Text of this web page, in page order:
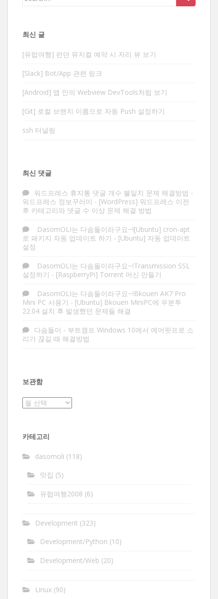
최신 글
[유럽여행] 런던 뮤지컬 예약 시 자리 뷰 보기
[Slack] Bot/App 관련 링크
[Android] 앱 안의 Webview DevTools처럼 보기
[Git] 로컬 브랜치 이름으로 자동 Push 설정하기
ssh 터널링
최신 댓글
워드프레스 휴지통 댓글 개수 불일치 문제 해결방법 -
워드프레스 정보꾸러미 - [WordPress] 워드프레스 이전
후 카테고리와 댓글 수 이상 문제 해결 방법
DasomOLI는 다솜돌이라구요~![Ubuntu] cron-apt
로 패키지 자동 업데이트 하기 - [Ubuntu] 자동 업데이트
설정
DasomOLI는 다솜돌이라구요~!Transmission SSL
설정하기 - [RaspberryPi] Torrent 머신 만들기
DasomOLI는 다솜돌이라구요~!Bkouen AK7 Pro
Mini PC 사용기 - [Ubuntu] Bkouen MiniPC에 우분투
22.04 설치 후 발생했던 문제들 해결
다솜돌이 - 부트캠프 Windows 10에서 에어팟프로 소
리가 끊길 때 해결방법
보관함
보
카테고리
dasomoli (118)
맛집 (5)
유럽여행2008 (6)
Development (323)
Development/Python (10)
Development/Web (20)
Linux (90)